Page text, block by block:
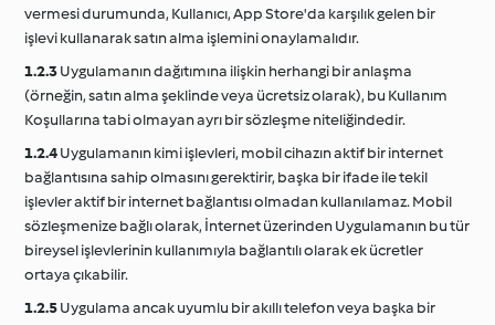
vermesi durumunda, Kullanıcı, App Store'da karşılık gelen bir
işlevi kullanarak satın alma işlemini onaylamalıdır.
1.2.3Uygulamanın dağıtımına ilişkin herhangi bir anlaşma
(örneğin, satın alma şeklinde veya ücretsiz olarak), bu Kullanım
Koşullarına tabi olmayan ayrı bir sözleşme niteliğindedir.
1.2.4Uygulamanın kimi işlevleri, mobil cihazın aktif bir internet
bağlantısına sahip olmasını gerektirir, başka bir ifade ile tekil
işlevler aktif bir internet bağlantısı olmadan kullanılamaz. Mobil
sözleşmenize bağlı olarak, İnternet üzerinden Uygulamanın bu tür
bireysel işlevlerinin kullanımıyla bağlantılı olarak ek ücretler
ortaya çıkabilir.
1.2.5Uygulama ancak uyumlu bir akıllı telefon veya başka bir